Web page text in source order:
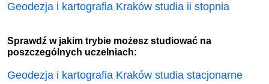
Geodezja i kartografia Kraków studia ii stopnia
Sprawdź w jakim trybie możesz studiować na
poszczególnych uczelniach:
Geodezja i kartografia Kraków studia stacjonarne